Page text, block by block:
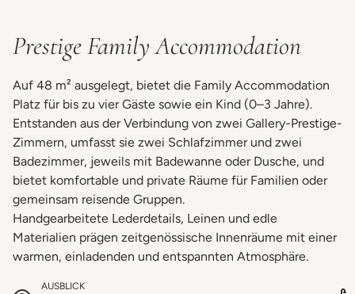
Prestige Family Accommodation
Auf 48 m² ausgelegt, bietet die Family Accommodation
Platz für bis zu vier Gäste sowie ein Kind (0–3 Jahre).
Entstanden aus der Verbindung von zwei Gallery-Prestige-
Zimmern, umfasst sie zwei Schlafzimmer und zwei
Badezimmer, jeweils mit Badewanne oder Dusche, und
bietet komfortable und private Räume für Familien oder
gemeinsam reisende Gruppen.
Handgearbeitete Lederdetails, Leinen und edle
Materialien prägen zeitgenössische Innenräume mit einer
warmen, einladenden und entspannten Atmosphäre.
AUSBLICK